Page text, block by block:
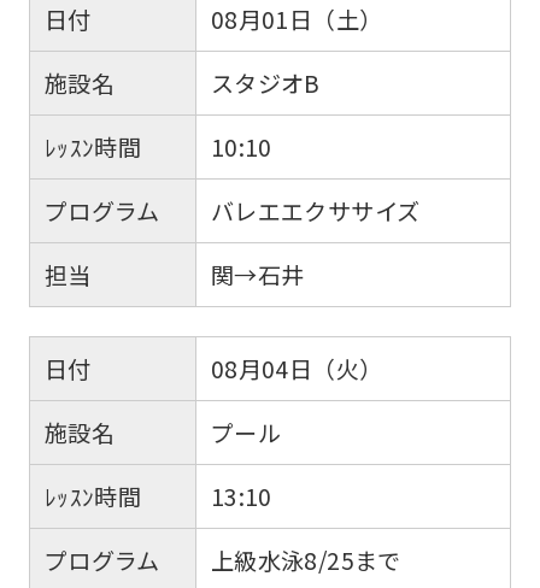
日付
08月01日（土）
施設名
スタジオB
ﾚｯｽﾝ時間
10:10
プログラム
バレエエクササイズ
担当
関→石井
日付
08月04日（火）
施設名
プール
ﾚｯｽﾝ時間
13:10
プログラム
上級水泳8/25まで